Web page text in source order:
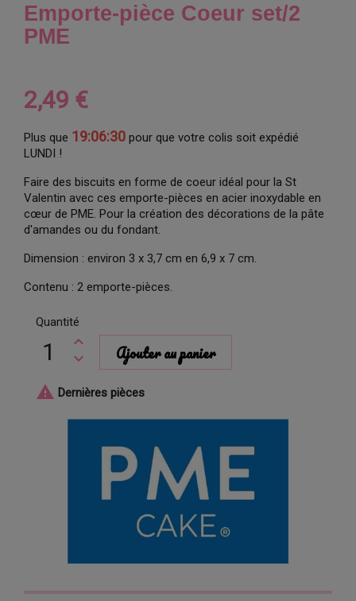
Emporte-pièce Coeur set/2
PME
2,49 €
Plus que 19:06:30 pour que votre colis soit expédié
LUNDI !
Faire des biscuits en forme de coeur idéal pour la St
Valentin avec ces emporte-pièces en acier inoxydable en
cœur de PME. Pour la création des décorations de la pâte
d'amandes ou du fondant.
Dimension : environ 3 x 3,7 cm en 6,9 x 7 cm.
Contenu : 2 emporte-pièces.
Quantité
Ajouter au panier
 Dernières pièces